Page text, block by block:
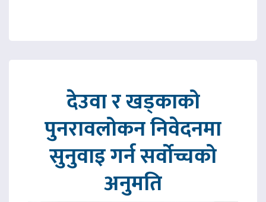
देउवा र खड्काको
पुनरावलोकन निवेदनमा
सुनुवाइ गर्न सर्वोच्चको
अनुमति